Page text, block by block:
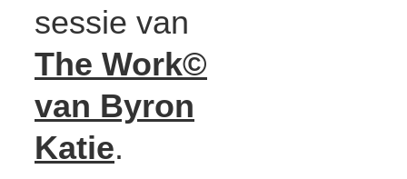
sessie van
The Work©
van Byron
Katie.